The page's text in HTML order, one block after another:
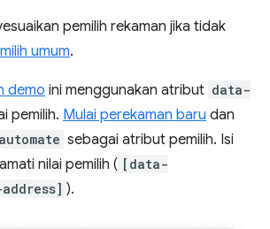
pemilih rekaman jika tidak
umum.
demo ini menggunakan atribut data-
pemilih. Mulai perekaman baru dan
sebagai atribut pemilih. Isi
nilai pemilih ( [data-
).